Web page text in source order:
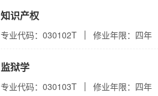
知识产权
专业代码：030102T 修业年限：四年
监狱学
专业代码：030103T 修业年限：四年